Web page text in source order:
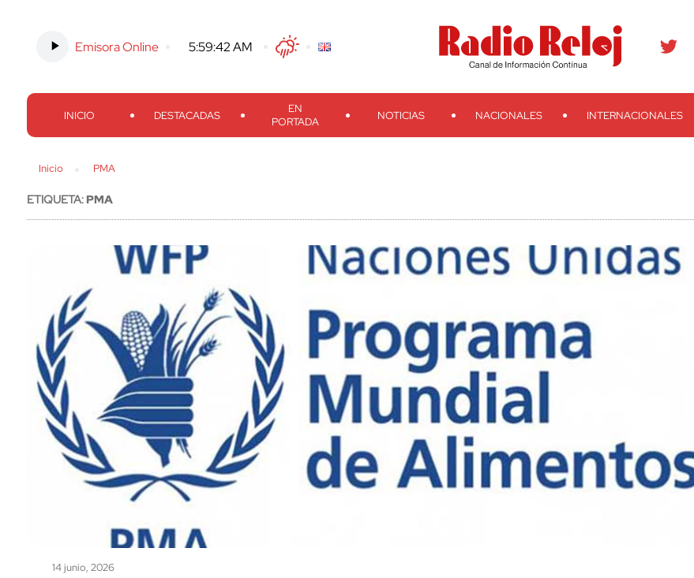
Emisora Online -5:59:43 AM TwitterFacebook
Threads
Instagram TelegramTeveo Ivoox RSS Search
INICIO DESTACADAS
EN
PORTADA
NOTICIAS NACIONALES INTERNACIONALES
Inicio PMA
ETIQUETA:PMA
14 junio, 2026